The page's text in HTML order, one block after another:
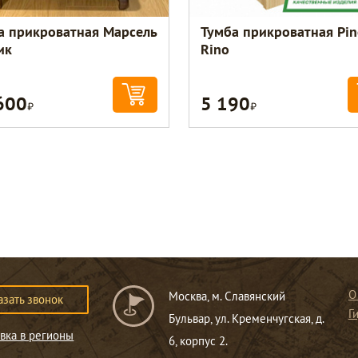
прикроватная Марсель
Р
Тумба прикроватная
Rino
5 190Р
звонок
в регионы
Москва, м. Славянский
Бульвар, ул. Кременчугская, д.
6, корпус 2.
О